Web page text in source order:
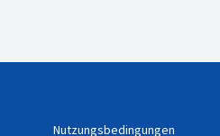
Nutzungsbedingungen